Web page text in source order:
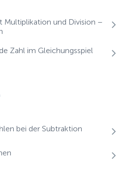
Multiplikation und Division –
Zahl im Gleichungsspiel
bei der Subtraktion